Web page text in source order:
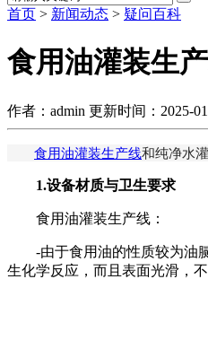
首页 > 新闻动态 > 疑问百科
食用油灌装生
作者：admin 更新时间：2025-
食用油灌装生产线和纯净水
1.设备材质与卫生要求
食用油灌装生产线：
-由于食用油的性质较为油腻
生化学反应，而且表面光滑，不